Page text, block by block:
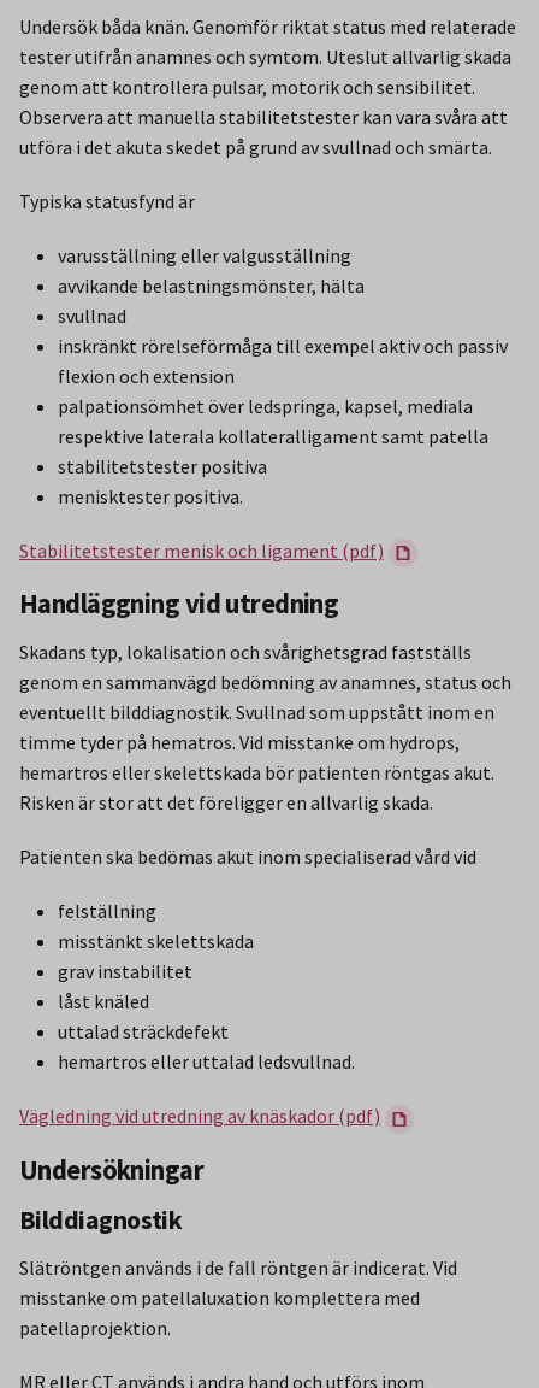
Undersök båda knän. Genomför riktat status med relaterade
tester utifrån anamnes och symtom. Uteslut allvarlig skada
genom att kontrollera pulsar, motorik och sensibilitet.
Observera att manuella stabilitetstester kan vara svåra att
utföra i det akuta skedet på grund av svullnad och smärta.
Typiska statusfynd är
varusställning eller valgusställning
avvikande belastningsmönster, hälta
svullnad
inskränkt rörelseförmåga till exempel aktiv och passiv
flexion och extension
palpationsömhet över ledspringa, kapsel, mediala
respektive laterala kollateralligament samt patella
stabilitetstester positiva
menisktester positiva.
Stabilitetstester menisk och ligament (pdf)
Handläggning vid utredning
Skadans typ, lokalisation och svårighetsgrad fastställs
genom en sammanvägd bedömning av anamnes, status och
eventuellt bilddiagnostik. Svullnad som uppstått inom en
timme tyder på hematros. Vid misstanke om hydrops,
hemartros eller skelettskada bör patienten röntgas akut.
Risken är stor att det föreligger en allvarlig skada.
Patienten ska bedömas akut inom specialiserad vård vid
felställning
misstänkt skelettskada
grav instabilitet
låst knäled
uttalad sträckdefekt
hemartros eller uttalad ledsvullnad.
Vägledning vid utredning av knäskador (pdf)
Undersökningar
Bilddiagnostik
Slätröntgen används i de fall röntgen är indicerat. Vid
misstanke om patellaluxation komplettera med
patellaprojektion.
MR eller CT används i andra hand och utförs inom